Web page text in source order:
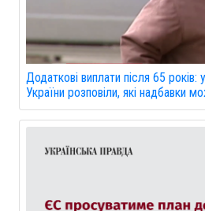
Додаткові виплати після 65
України розповіли, які надбавки